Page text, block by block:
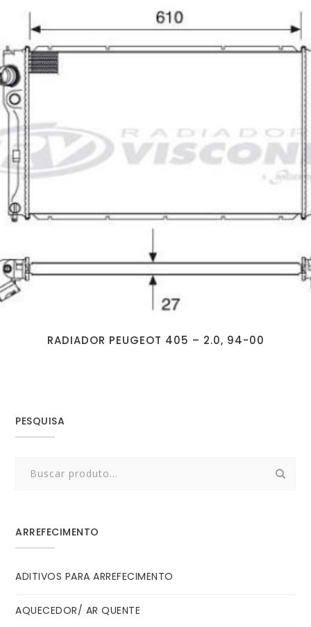
RADIADOR PEUGEOT 405 – 2.0, 94-00
PESQUISA
ARREFECIMENTO
ADITIVOS PARA ARREFECIMENTO
AQUECEDOR/ AR QUENTE